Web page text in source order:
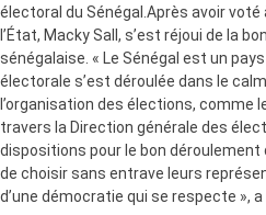
électoral du Sénégal.Après avoir
l’État, Macky Sall, s’est réjoui de la
sénégalaise. « Le Sénégal est un
électorale s’est déroulée dans le
l’organisation des élections, comme
travers la Direction générale des
dispositions pour le bon
de choisir sans entrave leurs
d’une démocratie qui se respecte »,